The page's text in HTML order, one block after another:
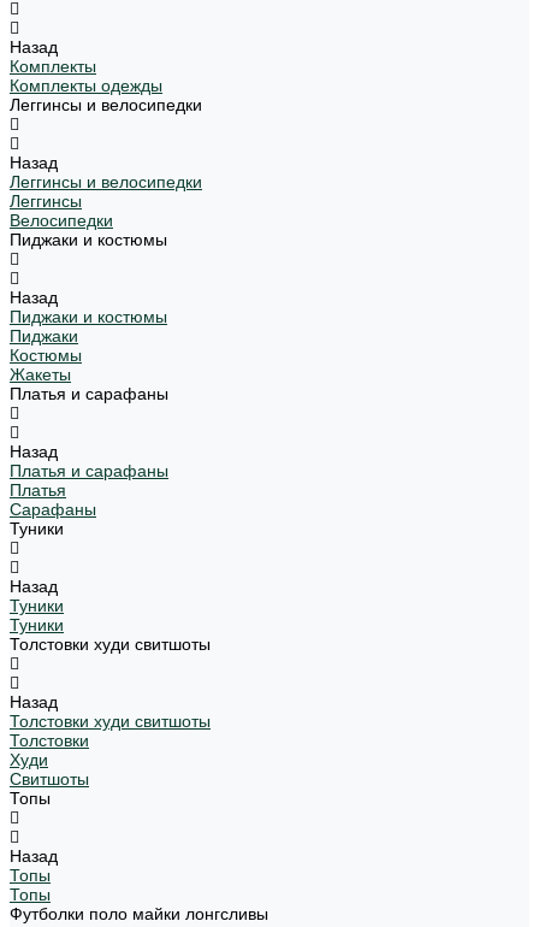
Назад
Комплекты
Комплекты одежды
Леггинсы и велосипедки
Назад
Леггинсы и велосипедки
Леггинсы
Велосипедки
Пиджаки и костюмы
Назад
Пиджаки и костюмы
Пиджаки
Костюмы
Жакеты
Платья и сарафаны
Назад
Платья и сарафаны
Платья
Сарафаны
Туники
Назад
Туники
Туники
Толстовки худи свитшоты
Назад
Толстовки худи свитшоты
Толстовки
Худи
Свитшоты
Топы
Назад
Топы
Топы
Футболки поло майки лонгсливы